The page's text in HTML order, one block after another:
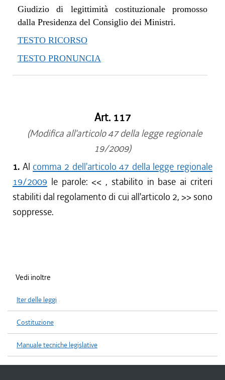
Giudizio di legittimità costituzionale promosso
dalla Presidenza del Consiglio dei Ministri.
TESTO RICORSO
TESTO PRONUNCIA
Art. 117
(Modifica all'articolo 47 della legge regionale
19/2009)
1. Al comma 2 dell'articolo 47 della legge regionale
19/2009 le parole: <<, stabilito in base ai criteri
stabiliti dal regolamento di cui all'articolo 2, >> sono
soppresse.
Vedi inoltre
Iter delle leggi
Costituzione
Manuale tecniche legislative